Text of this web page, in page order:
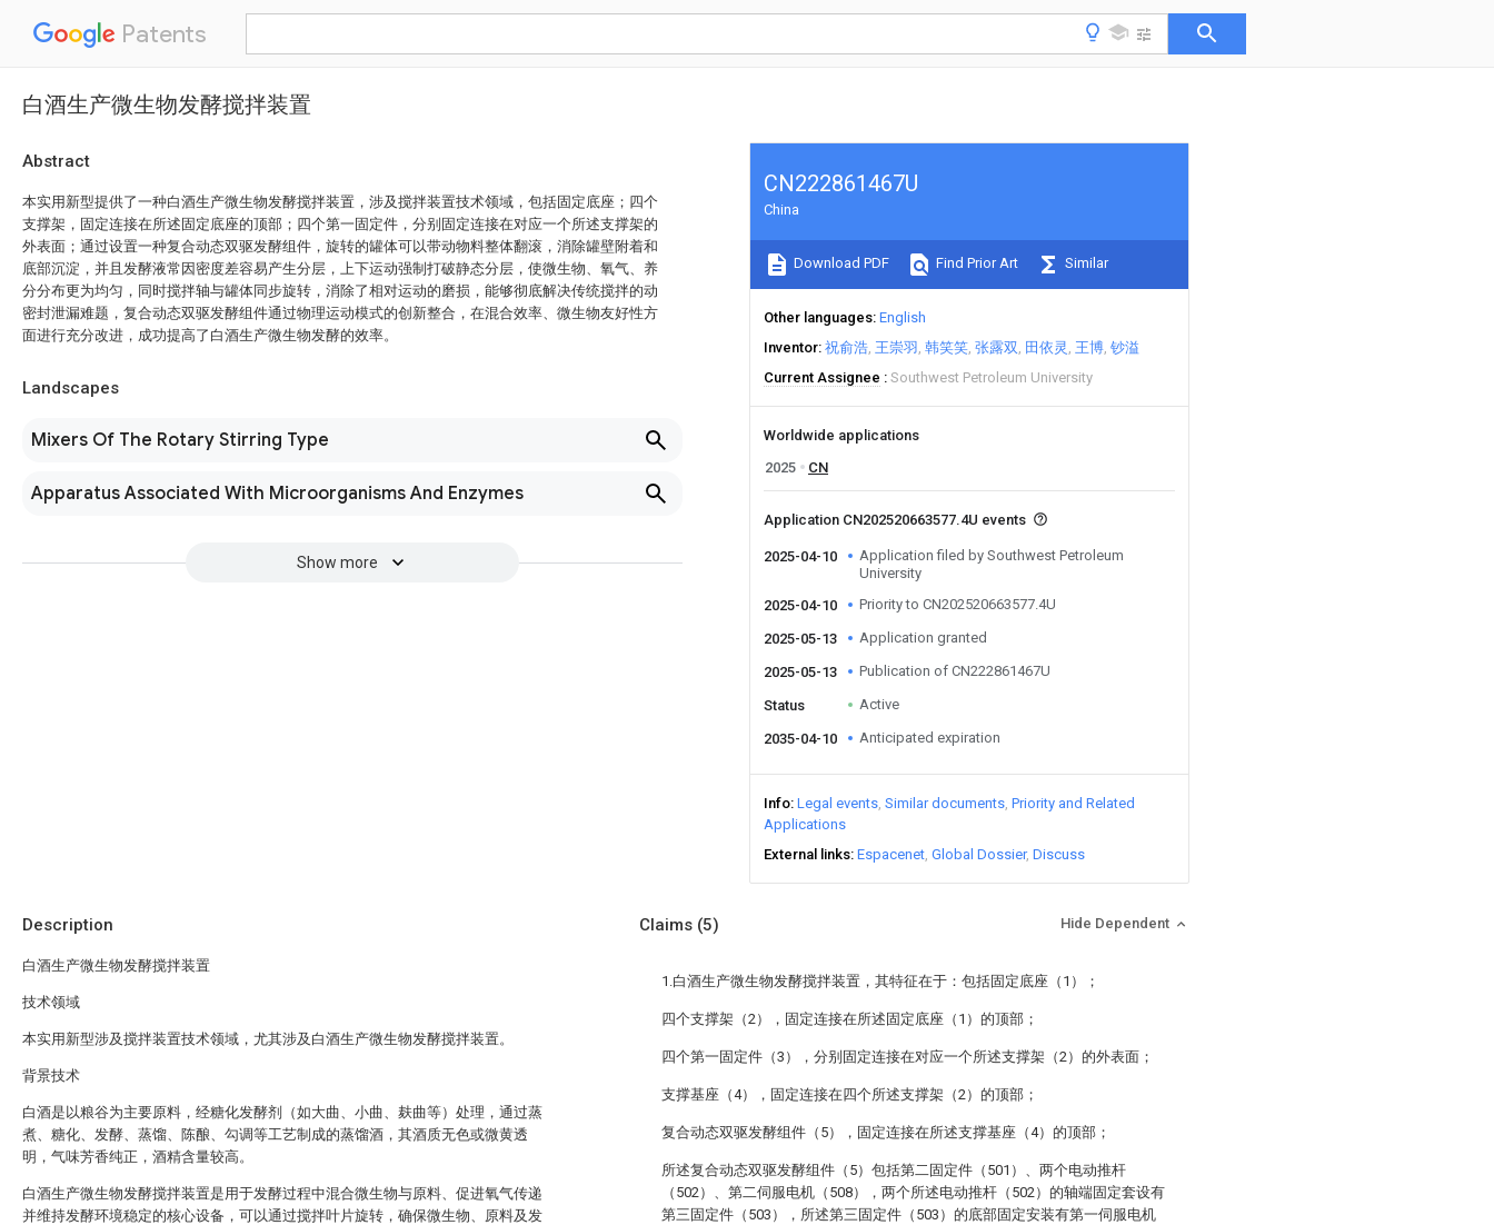
Patents
白酒生产微生物发酵搅拌装置
Abstract
本实用新型提供了一种白酒生产微生物发酵搅拌装置，涉及搅拌装置技术领域，包括固定底座；‌四个
支撑架，固定连接在所述固定底座的顶部；四个第一固定件，分别固定连接在对应一个所述支撑架的
外表面；通过设置一种复合动态双驱发酵组件，旋转的罐体可以带动物料整体翻滚，消除罐壁附着和
底部沉淀，并且发酵液常因密度差容易产生分层，上下运动强制打破静态分层，使微生物、氧气、养
分分布更为均匀，同时搅拌轴与罐体同步旋转，消除了相对运动的磨损，能够彻底解决传统搅拌的动
密封泄漏难题，复合动态双驱发酵组件通过物理运动模式的创新整合，在混合效率、微生物友好性方
面进行充分改进，成功提高了白酒生产微生物发酵的效率。
Landscapes
Mixers Of The Rotary Stirring Type
Apparatus Associated With Microorganisms And Enzymes
Show more
CN222861467U
China
Download PDF Find Prior Art Similar
Other languages English
Inventor 祝俞浩 王崇羽 韩笑笑 张露双 田依灵 王博 钞溢
Current Assignee
Southwest Petroleum University
Worldwide applications
2025
CN
Application CN202520663577.4U events
2025-04-10
Application filed by Southwest Petroleum
University
2025-04-10
Priority to CN202520663577.4U
2025-05-13 Application granted
2025-05-13 Publication of CN222861467U
Status Active
2035-04-10 Anticipated expiration
Info Legal events Similar documents Priority and Related
Applications
External links Espacenet Global Dossier Discuss
Description
白酒生产微生物发酵搅拌装置
技术领域
本实用新型涉及搅拌装置技术领域，尤其涉及白酒生产微生物发酵搅拌装置。
背景技术
白酒是以粮谷为主要原料，经糖化发酵剂（如大曲、小曲、麸曲等）处理，通过蒸
煮、糖化、发酵、蒸馏、陈酿、勾调等工艺制成的蒸馏酒，其酒质无色或微黄透
明，气味芳香纯正，酒精含量较高‌‌。
白酒生产微生物发酵搅拌装置是用于发酵过程中混合微生物与原料、促进氧气传递
并维持发酵环境稳定的核心设备，可以通过搅拌叶片旋转，确保微生物、原料及发
Claims (5) Hide Dependent
1.白酒生产微生物发酵搅拌装置，其特征在于：包括固定底座（1）；
‌四个支撑架（2），固定连接在所述固定底座（1）的顶部；
四个第一固定件（3），分别固定连接在对应一个所述支撑架（2）的外表面；
支撑基座（4），固定连接在四个所述支撑架（2）的顶部；
复合动态双驱发酵组件（5），固定连接在所述支撑基座（4）的顶部；
所述复合动态双驱发酵组件（5）包括第二固定件（501）、两个电动推杆
（502）、第二伺服电机（508），两个所述电动推杆（502）的轴端固定套设有
第三固定件（503），所述第三固定件（503）的底部固定安装有第一伺服电机